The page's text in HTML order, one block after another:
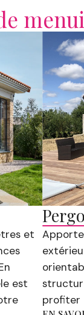
et Apportez
structure
profiter de